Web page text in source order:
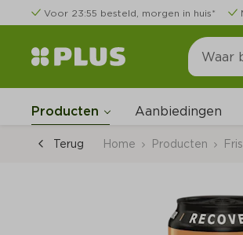
Voor 23:55 besteld, morgen in huis*
Producten Aanbiedingen
Terug Home Producten